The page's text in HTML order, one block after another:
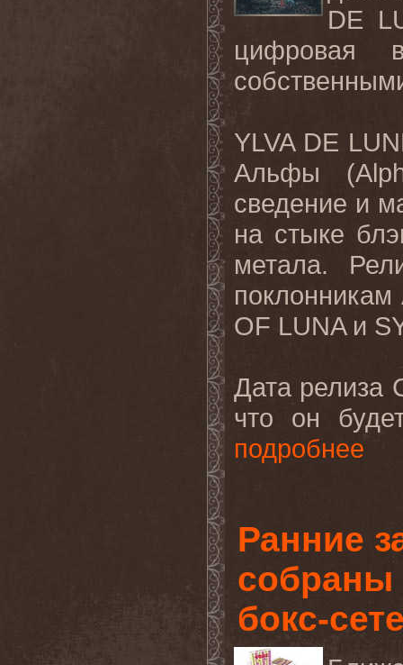
DE
цифровая
YLVA DE
Альфы
сведение и
на стыке
метала.
OF LUNA и
Дата релиза
что он
подробнее
Ранние
собраны
бокс-